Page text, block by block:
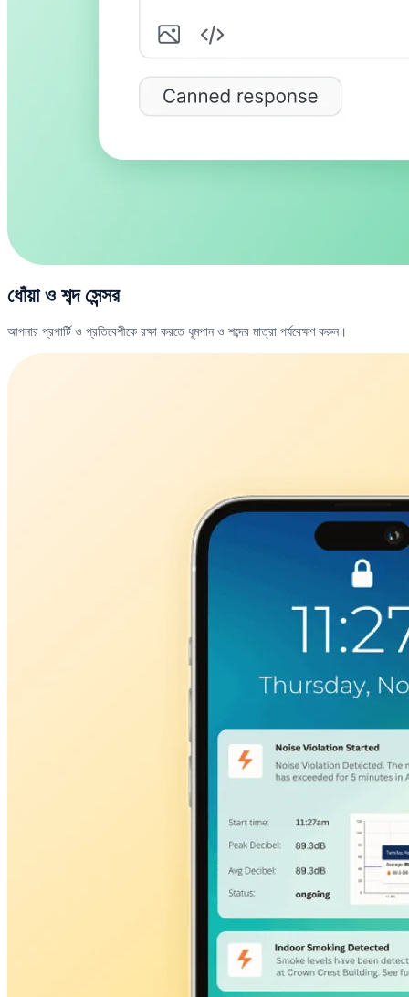
ধোঁয়া ও শব্দ সেন্সর
আপনার প্রপার্টি ও প্রতিবেশীকে রক্ষা করতে ধূমপান ও শব্দের মাত্রা পর্যবেক্ষণ করুন।